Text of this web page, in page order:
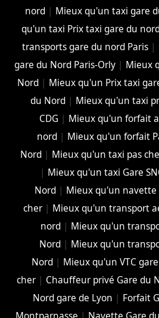
nord| Mieux qu'un taxi gare
qu'un taxi Prix taxi gare du
transports gare du nord Paris|
gare du Nord Paris-Orly| Mieux
Nord | Mieux qu'un Prix taxi
du Nord | Mieux qu'un taxi
CDG | Mieux qu'un forfait
nord | Mieux qu'un forfait
Nord | Mieux qu'un taxi pas
| Mieux qu'un taxi Gare
Nord| Mieux qu'un navette
cher| Mieux qu'un transport
nord | Mieux qu'un
Nord | Mieux qu'un
Nord| Mieux qu'un VTC
cher| Chauffeur privé Gare du
Nord gare de Lyon | Forfait